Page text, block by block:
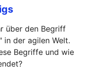
über den Begriff
in der agilen Welt.
Begriffe und wie